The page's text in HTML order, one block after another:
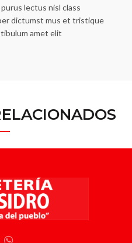
lectus nisl class
dictumst mus et tristique
amet elit